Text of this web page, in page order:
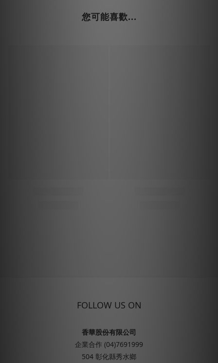
您可能喜歡...
FOLLOW US ON
香華股份有限公司
企業合作 (04)7691999
504 彰化縣秀水鄉